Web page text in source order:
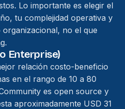
Lo importante es elegir el
tu complejidad operativa y
no el que
Enterprise)
relación costo-beneficio
en el rango de 10 a 80
es open source y
aproximadamente USD 31